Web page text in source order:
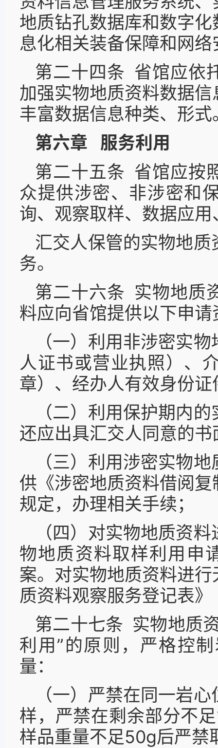
地质钻孔数据库和数字
息化相关装备保障和网
第二十四条 省馆应依
加强实物地质资料数据
丰富数据信息种类、形式
第六章 服务利用
第二十五条 省馆应按
众提供涉密、非涉密和
询、观察取样、数据应
汇交人保管的实物地
务。
第二十六条 实物地质
料应向省馆提供以下申请
（一）利用非涉密实
人证书或营业执照）、
章）、经办人有效身份证
（二）利用保护期内
还应出具汇交人同意的
（三）利用涉密实物
供《涉密地质资料借阅
规定，办理相关手续；
（四）对实物地质资
物地质资料取样利用申
案。对实物地质资料进
质资料观察服务登记表
第二十七条 实物地质
利用”的原则，严格控
量：
（一）严禁在同一岩
样，严禁在剩余部分不
样品重量不足50g后严禁